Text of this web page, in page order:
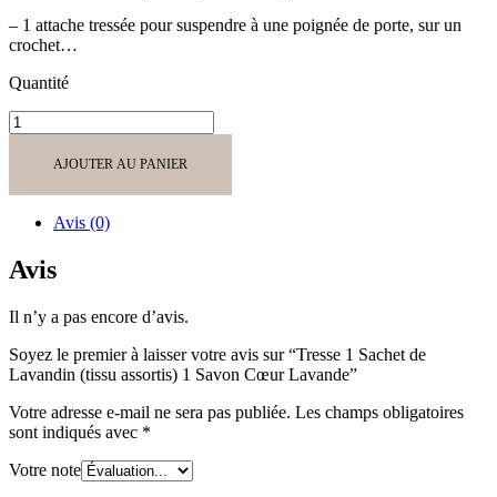
– 1 attache tressée pour suspendre à une poignée de porte, sur un
crochet…
Quantité
quantité
de
Sachet
(tissu
assortis)
Savon
Lavande
AJOUTER AU PANIER
Avis (0)
Avis
Il n’y a pas encore d’avis.
Soyez le premier à laisser votre avis sur “Tresse 1 Sachet de
Lavandin (tissu assortis) 1 Savon Cœur Lavande”
Votre adresse e-mail ne sera pas publiée. Les champs obligatoires
sont indiqués avec *
Votre note